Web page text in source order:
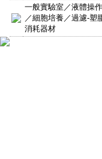
一般實驗室／液體操作
／細胞培養／過濾-塑
消耗器材